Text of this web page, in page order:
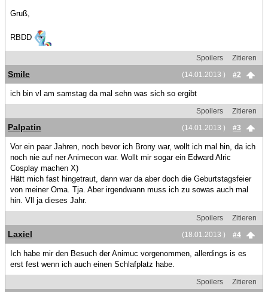
Gruß,
RBDD
Spoilers
Zitieren
(14.01.2013 )
#2
Smile
ich bin vl am samstag da mal sehn was sich so ergibt
Spoilers
Zitieren
(14.01.2013 )
#3
Palpatin
Vor ein paar Jahren, noch bevor ich Brony war, wollt ich mal hin, da ich
noch nie auf ner Animecon war. Wollt mir sogar ein Edward Alric
Cosplay machen X)
Hätt mich fast hingetraut, dann war da aber doch die Geburtstagsfeier
von meiner Oma. Tja. Aber irgendwann muss ich zu sowas auch mal
hin. Vll ja dieses Jahr.
Spoilers
Zitieren
(18.01.2013 )
#4
Laxiel
Ich habe mir den Besuch der Animuc vorgenommen, allerdings is es
erst fest wenn ich auch einen Schlafplatz habe.
Spoilers
Zitieren